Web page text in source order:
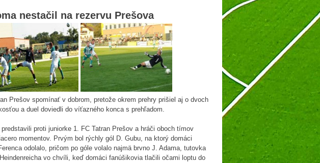
nestačil na rezervu Prešova
Prešov spomínať v dobrom, pretože okrem prehry prišiel aj o dvoch
a duel doviedli do víťazného konca s prehľadom.
proti juniorke 1. FC Tatran Prešov a hráči oboch tímov
momentov. Prvým bol rýchly gól D. Gubu, na ktorý domáci
odolalo, pričom po góle volalo najmä brvno J. Adama, tutovka
vo chvíli, keď domáci fanúšikovia tlačili očami loptu do